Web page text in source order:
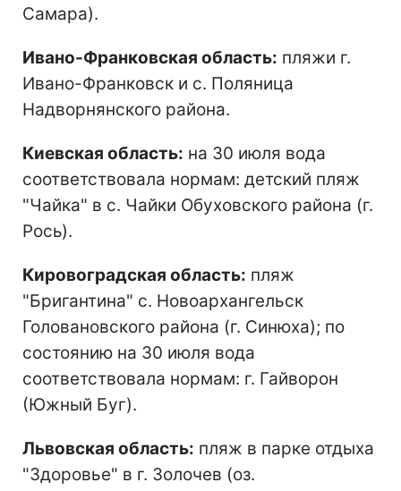
Самара).
Ивано-Франковская область: пляжи г.
Ивано-Франковск и с. Поляница
Надворнянского района.
Киевская область: на 30 июля вода
соответствовала нормам: детский пляж
"Чайка" в с. Чайки Обуховского района (г.
Рось).
Кировоградская область: пляж
"Бригантина" с. Новоархангельск
Головановского района (г. Синюха); по
состоянию на 30 июля вода
соответствовала нормам: г. Гайворон
(Южный Буг).
Львовская область: пляж в парке отдыха
"Здоровье" в г. Золочев (оз.